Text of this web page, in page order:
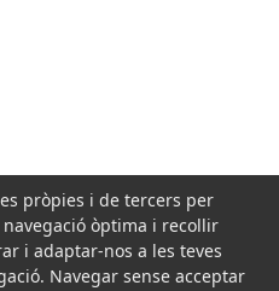
pròpies i de tercers per
òptima i recollir
i adaptar-nos a les teves
Navegar sense acceptar